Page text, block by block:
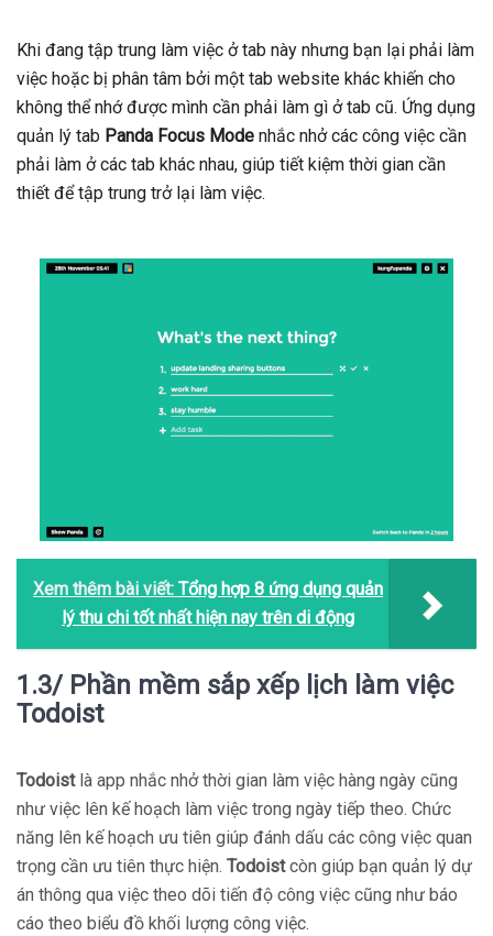
Khi đang tập trung làm việc ở tab này nhưng bạn lại phải làm
việc hoặc bị phân tâm bởi một tab website khác khiến cho
không thể nhớ được mình cần phải làm gì ở tab cũ. Ứng dụng
quản lý tab Panda Focus Mode nhắc nhở các công việc cần
phải làm ở các tab khác nhau, giúp tiết kiệm thời gian cần
thiết để tập trung trở lại làm việc.
Xem thêm bài viết: Tổng hợp 8 ứng dụng quản
lý thu chi tốt nhất hiện nay trên di động
1.3/ Phần mềm sắp xếp lịch làm việc
Todoist
Todoistlà app nhắc nhở thời gian làm việc hàng ngày cũng
như việc lên kế hoạch làm việc trong ngày tiếp theo. Chức
năng lên kế hoạch ưu tiên giúp đánh dấu các công việc quan
trọng cần ưu tiên thực hiện. Todoistcòn giúp bạn quản lý dự
án thông qua việc theo dõi tiến độ công việc cũng như báo
cáo theo biểu đồ khối lượng công việc.